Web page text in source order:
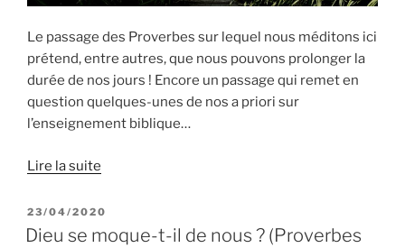
Le passage des Proverbes sur lequel nous méditons ici
prétend, entre autres, que nous pouvons prolonger la
durée de nos jours ! Encore un passage qui remet en
question quelques-unes de nos a priori sur
l’enseignement biblique…
Lire la suite
PUBLIÉ
LE
23/04/2020
Dieu se moque-t-il de nous ? (Proverbes